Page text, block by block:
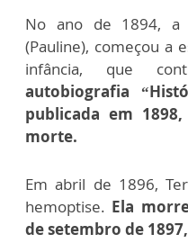
No ano de 1894, a
(Pauline), começou a
infância, que
autobiografia
publicada em
morte.
Em abril de 1896,
hemoptise. Ela
de setembro de